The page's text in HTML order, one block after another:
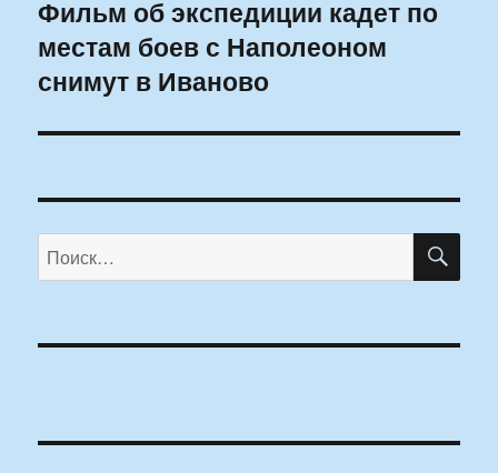
Следующая
запись:
Фильм об экспедиции кадет по
местам боев с Наполеоном
снимут в Иваново
Искать: